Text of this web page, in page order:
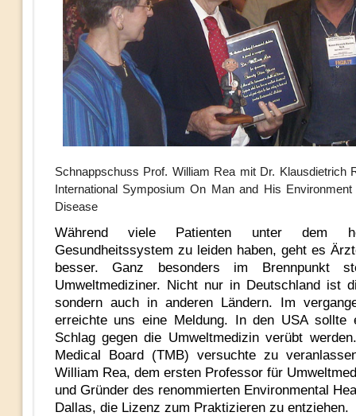
Schnappschuss Prof. William Rea mit Dr. Klausdietrich
International Symposium On Man and His
Disease
Während viele Patienten unter dem
Gesundheitssystem zu leiden haben, geht es
besser. Ganz besonders im Brennpunkt
Umweltmediziner. Nicht nur in Deutschland ist
sondern auch in anderen Ländern. Im
erreichte uns eine Meldung. In den USA sollte
Schlag gegen die Umweltmedizin verübt
Medical Board (TMB) versuchte zu
William Rea, dem ersten Professor für
und Gründer des renommierten Environmental
Dallas, die Lizenz zum Praktizieren zu entziehen.